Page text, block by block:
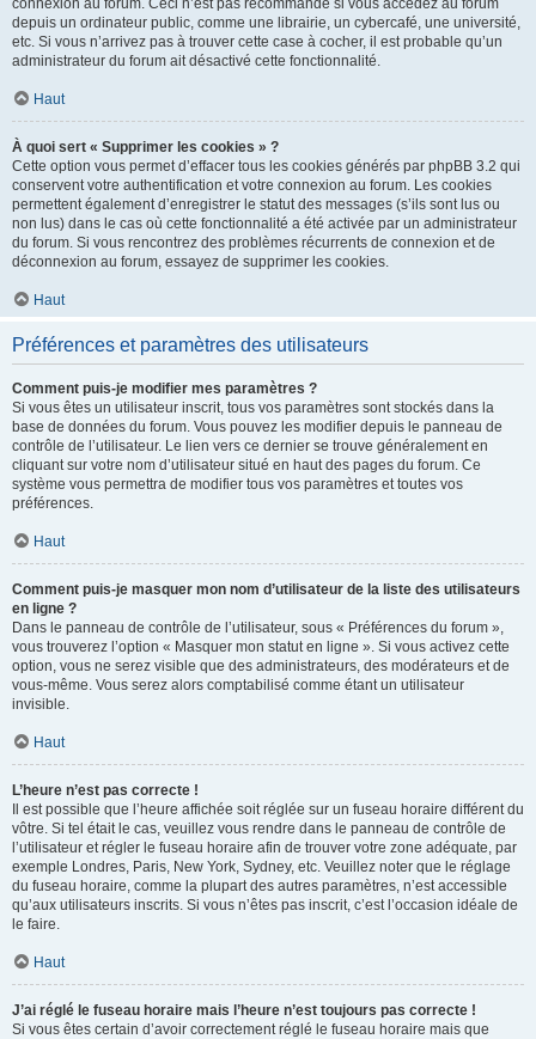
connexion au forum. Ceci n’est pas recommandé si vous accédez au forum
depuis un ordinateur public, comme une librairie, un cybercafé, une université,
etc. Si vous n’arrivez pas à trouver cette case à cocher, il est probable qu’un
administrateur du forum ait désactivé cette fonctionnalité.
Haut
À quoi sert « Supprimer les cookies » ?
Cette option vous permet d’effacer tous les cookies générés par phpBB 3.2 qui
conservent votre authentification et votre connexion au forum. Les cookies
permettent également d’enregistrer le statut des messages (s’ils sont lus ou
non lus) dans le cas où cette fonctionnalité a été activée par un administrateur
du forum. Si vous rencontrez des problèmes récurrents de connexion et de
déconnexion au forum, essayez de supprimer les cookies.
Haut
Préférences et paramètres des utilisateurs
Comment puis-je modifier mes paramètres ?
Si vous êtes un utilisateur inscrit, tous vos paramètres sont stockés dans la
base de données du forum. Vous pouvez les modifier depuis le panneau de
contrôle de l’utilisateur. Le lien vers ce dernier se trouve généralement en
cliquant sur votre nom d’utilisateur situé en haut des pages du forum. Ce
système vous permettra de modifier tous vos paramètres et toutes vos
préférences.
Haut
Comment puis-je masquer mon nom d’utilisateur de la liste des utilisateurs
en ligne ?
Dans le panneau de contrôle de l’utilisateur, sous « Préférences du forum »,
vous trouverez l’option « Masquer mon statut en ligne ». Si vous activez cette
option, vous ne serez visible que des administrateurs, des modérateurs et de
vous-même. Vous serez alors comptabilisé comme étant un utilisateur
invisible.
Haut
L’heure n’est pas correcte !
Il est possible que l’heure affichée soit réglée sur un fuseau horaire différent du
vôtre. Si tel était le cas, veuillez vous rendre dans le panneau de contrôle de
l’utilisateur et régler le fuseau horaire afin de trouver votre zone adéquate, par
exemple Londres, Paris, New York, Sydney, etc. Veuillez noter que le réglage
du fuseau horaire, comme la plupart des autres paramètres, n’est accessible
qu’aux utilisateurs inscrits. Si vous n’êtes pas inscrit, c’est l’occasion idéale de
le faire.
Haut
J’ai réglé le fuseau horaire mais l’heure n’est toujours pas correcte !
Si vous êtes certain d’avoir correctement réglé le fuseau horaire mais que